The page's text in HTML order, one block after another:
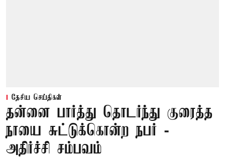
தேசிய செய்திகள்
தன்னை பார்த்து தொடர்ந்து குரைத்த
நாயை சுட்டுக்கொன்ற நபர் -
அதிர்ச்சி சம்பவம்